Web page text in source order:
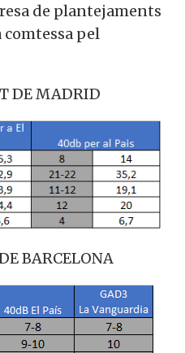
de plantejaments
comtessa pel
DE MADRID
BARCELONA